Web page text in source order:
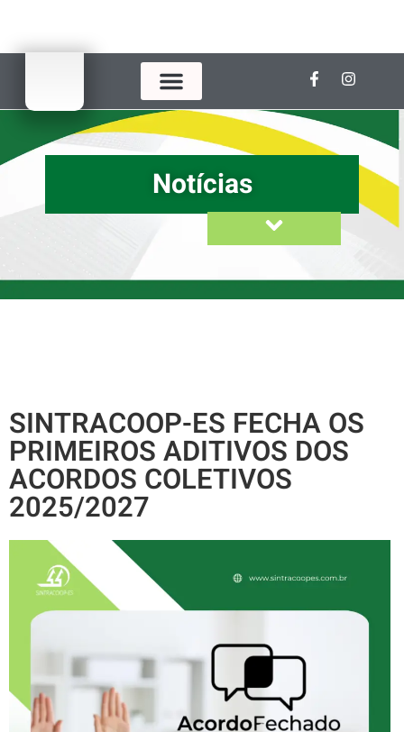
Notícias
SINTRACOOP-ES FECHA OS
PRIMEIROS ADITIVOS DOS
ACORDOS COLETIVOS
2025/2027